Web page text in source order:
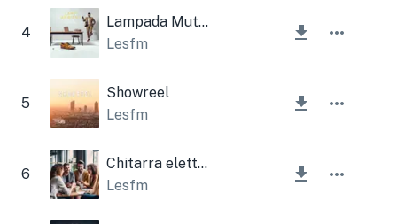
4
Lampada Muta Chitarra Aziendale
Lesfm
5
Showreel
Lesfm
6
Chitarra elettrica aziendale diversificata
Lesfm